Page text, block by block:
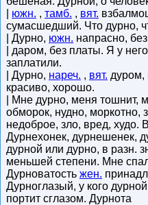
южн. , тамб. , вят.
сумасшедший. Что дурно,
| Дурно, южн. напрасно,
| даром, без платы. Я у
заплатили.
| Дурно, нареч. , вят. дуром,
красиво, хорошо.
| Мне дурно, меня тошнит,
обморок, нудно, моркотно,
недоброе, зло, вред, худо.
Дурнехонек, дурнешенек,
дурной или дурно, в разн.
меньшей степени. Мне
Дурноватость жен.
Дурноглазый, у кого
портит сглазом. Дурнота